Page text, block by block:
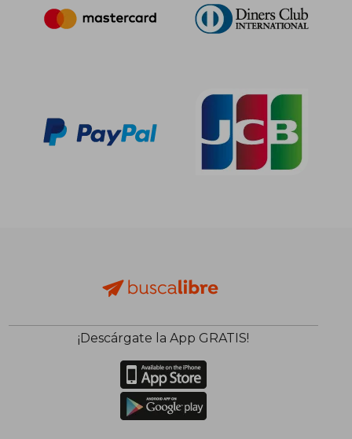
¡Descárgate la App GRATIS!